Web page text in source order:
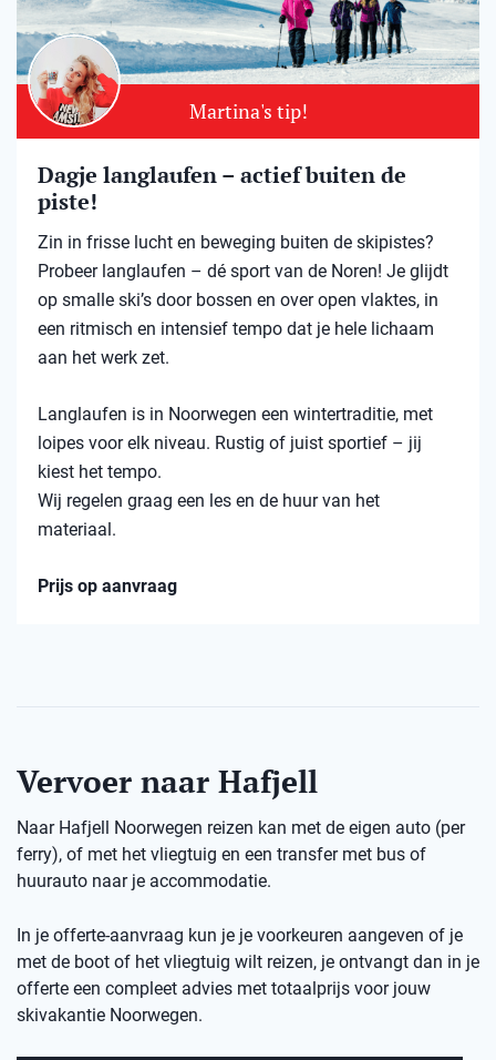
Martina's tip!
Dagje langlaufen – actief buiten de
piste!
Zin in frisse lucht en beweging buiten de skipistes?
Probeer langlaufen – dé sport van de Noren! Je glijdt
op smalle ski’s door bossen en over open vlaktes, in
een ritmisch en intensief tempo dat je hele lichaam
aan het werk zet.
Langlaufen is in Noorwegen een wintertraditie, met
loipes voor elk niveau. Rustig of juist sportief – jij
kiest het tempo.
Wij regelen graag een les en de huur van het
materiaal.
Prijs op aanvraag
Vervoer naar Hafjell
Naar Hafjell Noorwegen reizen kan met de eigen auto (per
ferry), of met het vliegtuig en een transfer met bus of
huurauto naar je accommodatie.
In je offerte-aanvraag kun je je voorkeuren aangeven of je
met de boot of het vliegtuig wilt reizen, je ontvangt dan in je
offerte een compleet advies met totaalprijs voor jouw
skivakantie Noorwegen.